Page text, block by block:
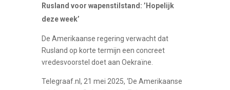
Rusland voor wapenstilstand: ’Hopelijk
deze week’
De Amerikaanse regering verwacht dat
Rusland op korte termijn een concreet
vredesvoorstel doet aan Oekraïne.
Telegraaf.nl, 21 mei 2025, ‘De Amerikaanse